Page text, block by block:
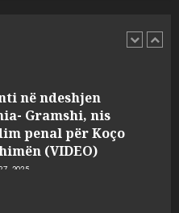
pajustifikuar
në ndeshjen
Gramshi, nis
penal për Koço
(VIDEO)
2025